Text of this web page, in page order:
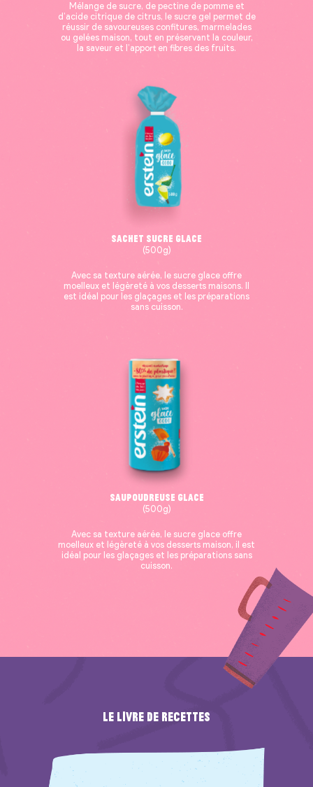
Mélange de sucre, de pectine de pomme et
d’acide citrique de citrus, le sucre gel permet de
réussir de savoureuses confitures, marmelades
ou gelées maison, tout en préservant la couleur,
la saveur et l’apport en fibres des fruits.
Sachet sucre Glace
(500g)
Avec sa texture aérée, le sucre glace offre
moelleux et légèreté à vos desserts maisons. Il
est idéal pour les glaçages et les préparations
sans cuisson.
Saupoudreuse Glace
(500g)
Avec sa texture aérée, le sucre glace offre
moelleux et légèreté à vos desserts maison, il est
idéal pour les glaçages et les préparations sans
cuisson.
Le livre de recettes